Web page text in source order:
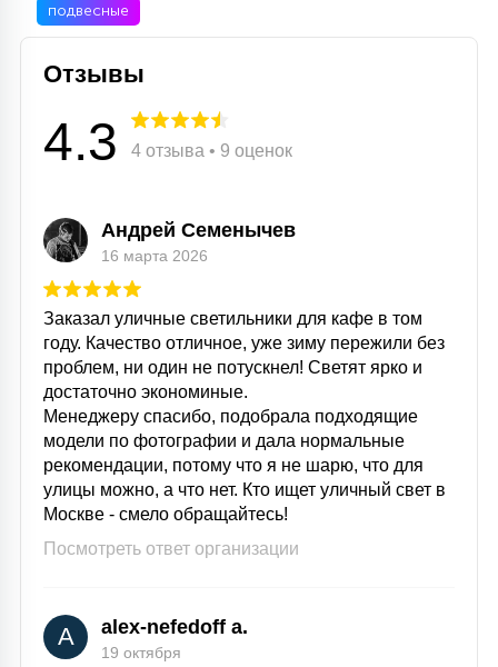
подвесные
Отзывы
4.3 4 отзыва • 9 оценок
Андрей Семенычев
16 марта 2026
Заказал уличные светильники для кафе в том
году. Качество отличное, уже зиму пережили без
проблем, ни один не потускнел! Светят ярко и
достаточно экономиные.
Менеджеру спасибо, подобрала подходящие
модели по фотографии и дала нормальные
рекомендации, потому что я не шарю, что для
улицы можно, а что нет. Кто ищет уличный свет в
Москве - смело обращайтесь!
Посмотреть ответ организации
A alex-nefedoff a.
19 октября